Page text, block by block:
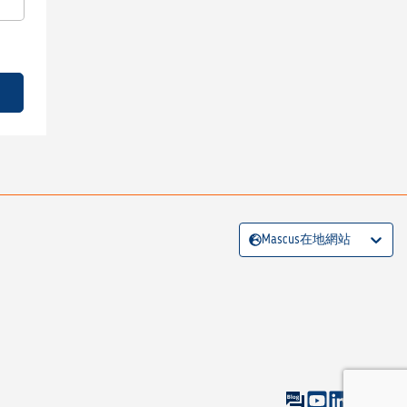
Mascus在地網站